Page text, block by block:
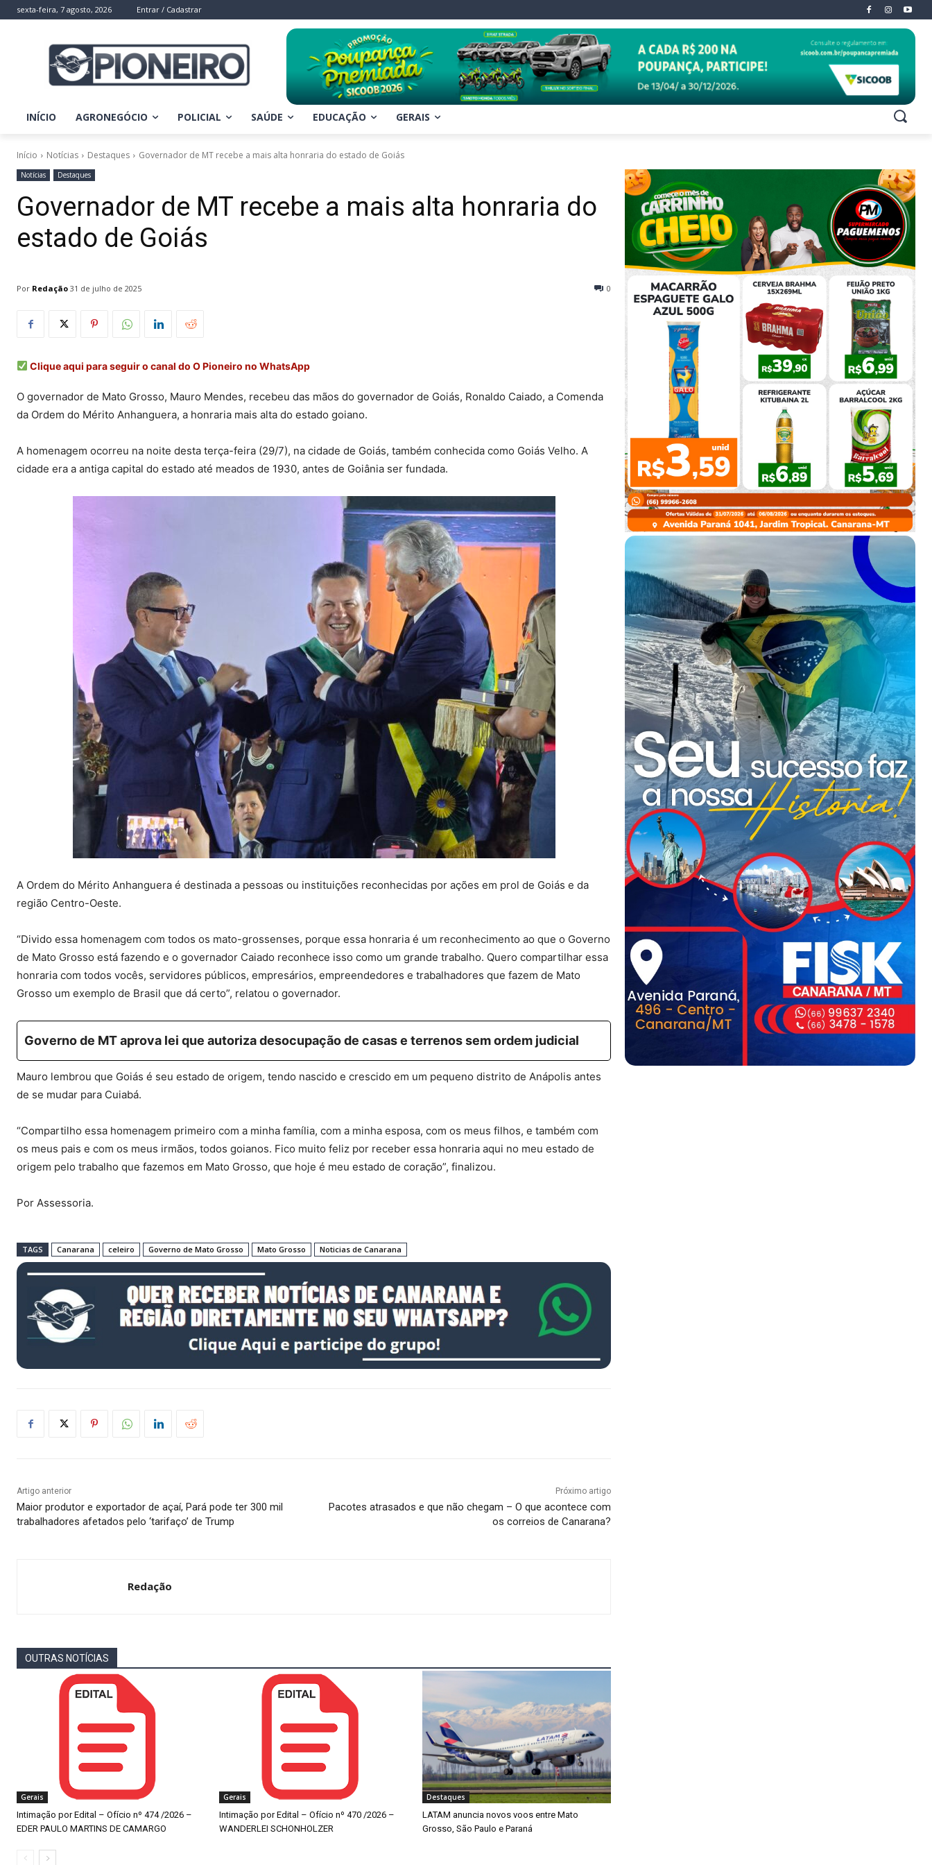
sexta-feira, 7 agosto, 2026 Entrar / Cadastrar
INÍCIO AGRONEGÓCIO POLICIAL SAÚDE EDUCAÇÃO GERAIS
Início Notícias Destaques Governador de MT recebe a mais alta honraria do estado de Goiás
Notícias Destaques
Governador de MT recebe a mais alta honraria do
estado de Goiás
Por Redação 0
31 de julho de 2025
Clique aqui para seguir o canal do O Pioneiro no WhatsApp
O governador de Mato Grosso, Mauro Mendes, recebeu das mãos do governador de Goiás, Ronaldo Caiado, a Comenda
da Ordem do Mérito Anhanguera, a honraria mais alta do estado goiano.
A homenagem ocorreu na noite desta terça-feira (29/7), na cidade de Goiás, também conhecida como Goiás Velho. A
cidade era a antiga capital do estado até meados de 1930, antes de Goiânia ser fundada.
A Ordem do Mérito Anhanguera é destinada a pessoas ou instituições reconhecidas por ações em prol de Goiás e da
região Centro-Oeste.
“Divido essa homenagem com todos os mato-grossenses, porque essa honraria é um reconhecimento ao que o Governo
de Mato Grosso está fazendo e o governador Caiado reconhece isso como um grande trabalho. Quero compartilhar essa
honraria com todos vocês, servidores públicos, empresários, empreendedores e trabalhadores que fazem de Mato
Grosso um exemplo de Brasil que dá certo”, relatou o governador.
Governo de MT aprova lei que autoriza desocupação de casas e terrenos sem ordem judicial
Mauro lembrou que Goiás é seu estado de origem, tendo nascido e crescido em um pequeno distrito de Anápolis antes
de se mudar para Cuiabá.
“Compartilho essa homenagem primeiro com a minha família, com a minha esposa, com os meus filhos, e também com
os meus pais e com os meus irmãos, todos goianos. Fico muito feliz por receber essa honraria aqui no meu estado de
origem pelo trabalho que fazemos em Mato Grosso, que hoje é meu estado de coração”, finalizou.
Por Assessoria.
TAGS Canarana celeiro Governo de Mato Grosso Mato Grosso Noticias de Canarana
Artigo anterior
Maior produtor e exportador de açaí, Pará pode ter 300 mil
trabalhadores afetados pelo ‘tarifaço’ de Trump
Próximo artigo
Pacotes atrasados e que não chegam – O que acontece com
os correios de Canarana?
Redação
OUTRAS NOTÍCIAS
Gerais
Intimação por Edital – Ofício nº 474 /2026 –
EDER PAULO MARTINS DE CAMARGO
Gerais
Intimação por Edital – Ofício nº 470 /2026 –
WANDERLEI SCHONHOLZER
Destaques
LATAM anuncia novos voos entre Mato
Grosso, São Paulo e Paraná